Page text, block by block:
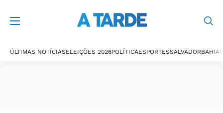
ÚLTIMAS NOTÍCIASELEIÇÕES 2026POLÍTICAESPORTESSALVADORBAHIA